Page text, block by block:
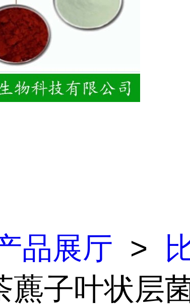
品展厅 >
藨子叶状层